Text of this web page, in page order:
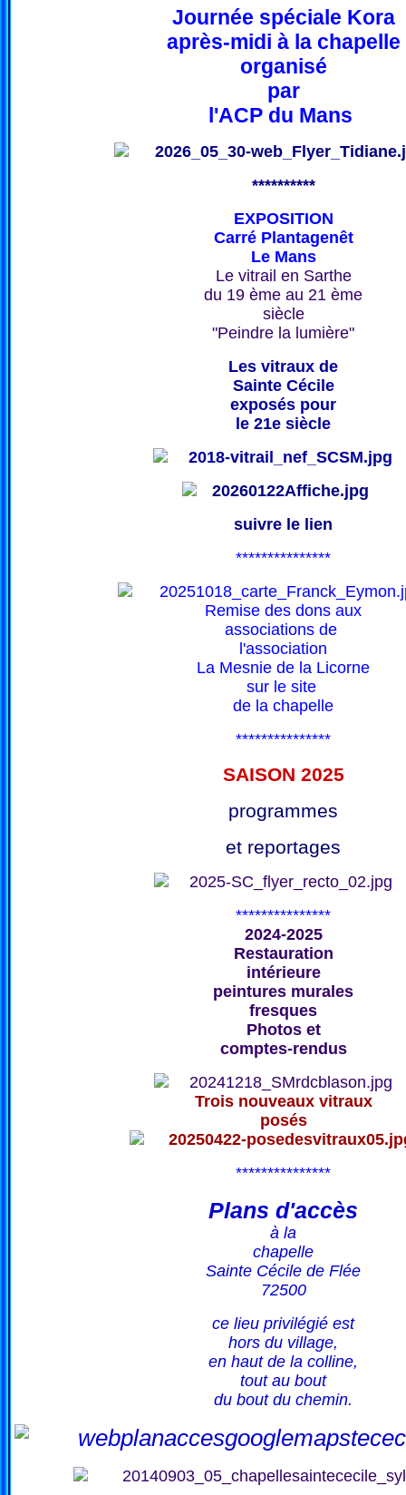
Journée spéciale Kora
après-midi à la chapelle
organisé
par
l'ACP du Mans
**********
EXPOSITION
Carré Plantagenêt
Le Mans
Le vitrail en Sarthe
du 19 ème au 21 ème
siècle
"Peindre la lumière"
Les vitraux de
Sainte Cécile
exposés pour
le 21e siècle
suivre le lien
***************
Remise des dons aux
associations de
l'association
La Mesnie de la Licorne
sur le site
de la chapelle
***************
SAISON 2025
programmes
et reportages
***************
2024-2025
Restauration
intérieure
peintures murales
fresques
Photos et
comptes-rendus
Trois nouveaux vitraux
posés
***************
Plans d'accès
à la
chapelle
Sainte Cécile de Flée
72500
ce lieu privilégié est
hors du village,
en haut de la colline,
tout au bout
du bout du chemin.